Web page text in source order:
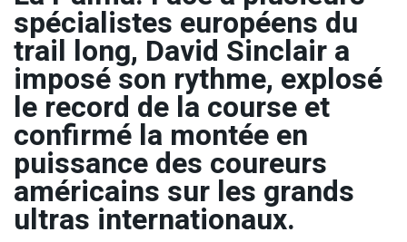
spécialistes européens du
trail long, David Sinclair a
imposé son rythme, explosé
le record de la course et
confirmé la montée en
puissance des coureurs
américains sur les grands
ultras internationaux.